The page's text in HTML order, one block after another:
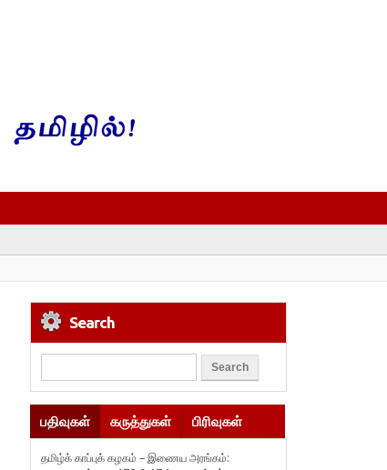
Search
பதிவுகள் கருத்துகள் பிரிவுகள்
தமிழ்க் காப்புக் கழகம் – இணைய அரங்கம்: